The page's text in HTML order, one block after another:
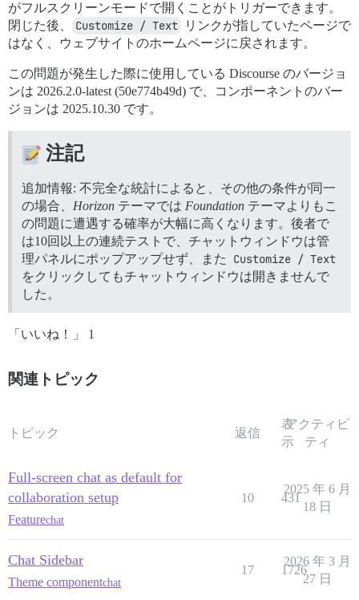
がフルスクリーンモードで開くことがトリガーできます。
閉じた後、
Customize / Text
リンクが指していたページで
はなく、ウェブサイトのホームページに戻されます。
この問題が発生した際に使用している Discourse のバージョ
ンは 2026.2.0-latest (50e774b49d) で、コンポーネントのバー
ジョンは 2025.10.30 です。
注記
追加情報: 不完全な統計によると、その他の条件が同一
の場合、 Horizon テーマでは Foundation テーマよりもこ
の問題に遭遇する確率が大幅に高くなります。後者で
は10回以上の連続テストで、チャットウィンドウは管
理パネルにポップアップせず、また
Customize / Text
をクリックしてもチャットウィンドウは開きませんで
した。
「いいね！」 1
関連トピック
トピック 返信
表
示
アクティビ
ティ
Full-screen chat as default for
collaboration setup
Featurechat
10 431
2025 年 6 月
18 日
Chat Sidebar
Theme componentchat
17 1726
2026 年 3 月
27 日